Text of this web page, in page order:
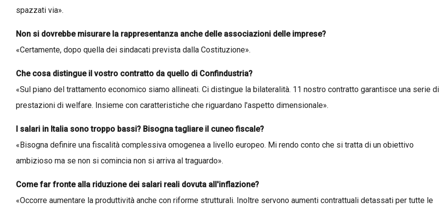
spazzati via».
Non si dovrebbe misurare la rappresentanza anche delle associazioni delle imprese?
«Certamente, dopo quella dei sindacati prevista dalla Costituzione».
Che cosa distingue il vostro contratto da quello di Confindustria?
«Sul piano del trattamento economico siamo allineati. Ci distingue la bilateralità. 11 nostro contratto garantisce una serie di
prestazioni di welfare. Insieme con caratteristiche che riguardano l'aspetto dimensionale».
I salari in Italia sono troppo bassi? Bisogna tagliare il cuneo fiscale?
«Bisogna definire una fiscalità complessiva omogenea a livello europeo. Mi rendo conto che si tratta di un obiettivo
ambizioso ma se non si comincia non si arriva al traguardo».
Come far fronte alla riduzione dei salari reali dovuta all'inflazione?
«Occorre aumentare la produttività anche con riforme strutturali. Inoltre servono aumenti contrattuali detassati per tutte le